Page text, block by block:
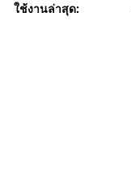
ใช้งานล่าสุด: